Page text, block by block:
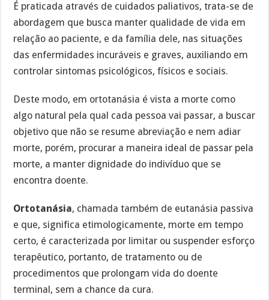
É praticada através de cuidados paliativos, trata-se de
abordagem que busca manter qualidade de vida em
relação ao paciente, e da família dele, nas situações
das enfermidades incuráveis e graves, auxiliando em
controlar sintomas psicológicos, físicos e sociais.
Deste modo, em ortotanásia é vista a morte como
algo natural pela qual cada pessoa vai passar, a buscar
objetivo que não se resume abreviação e nem adiar
morte, porém, procurar a maneira ideal de passar pela
morte, a manter dignidade do indivíduo que se
encontra doente.
Ortotanásia, chamada também de eutanásia passiva
e que, significa etimologicamente, morte em tempo
certo, é caracterizada por limitar ou suspender esforço
terapêutico, portanto, de tratamento ou de
procedimentos que prolongam vida do doente
terminal, sem a chance da cura.